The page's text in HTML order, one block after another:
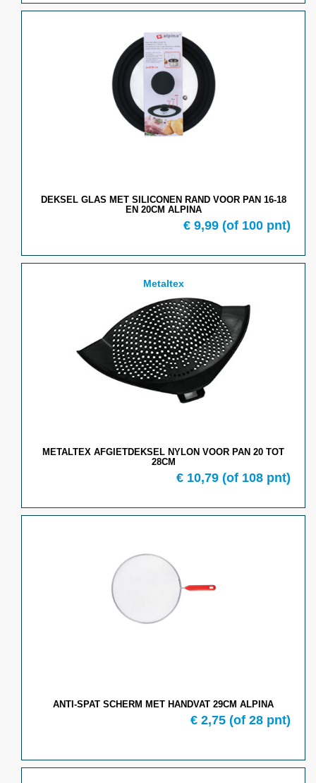
DEKSEL GLAS MET SILICONEN RAND VOOR PAN 16-18
EN 20CM ALPINA
€ 9,99 (of 100 pnt)
Metaltex
METALTEX AFGIETDEKSEL NYLON VOOR PAN 20 TOT
28CM
€ 10,79 (of 108 pnt)
ANTI-SPAT SCHERM MET HANDVAT 29CM ALPINA
€ 2,75 (of 28 pnt)